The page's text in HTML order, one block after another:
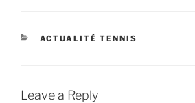
CATEGORIES
ACTUALITÉ TENNIS
Leave a Reply